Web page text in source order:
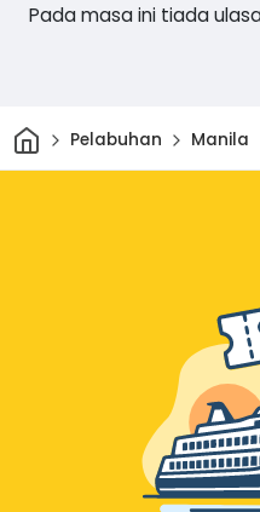
Pada masa ini tiada
Rumah
Pelabuhan Manila